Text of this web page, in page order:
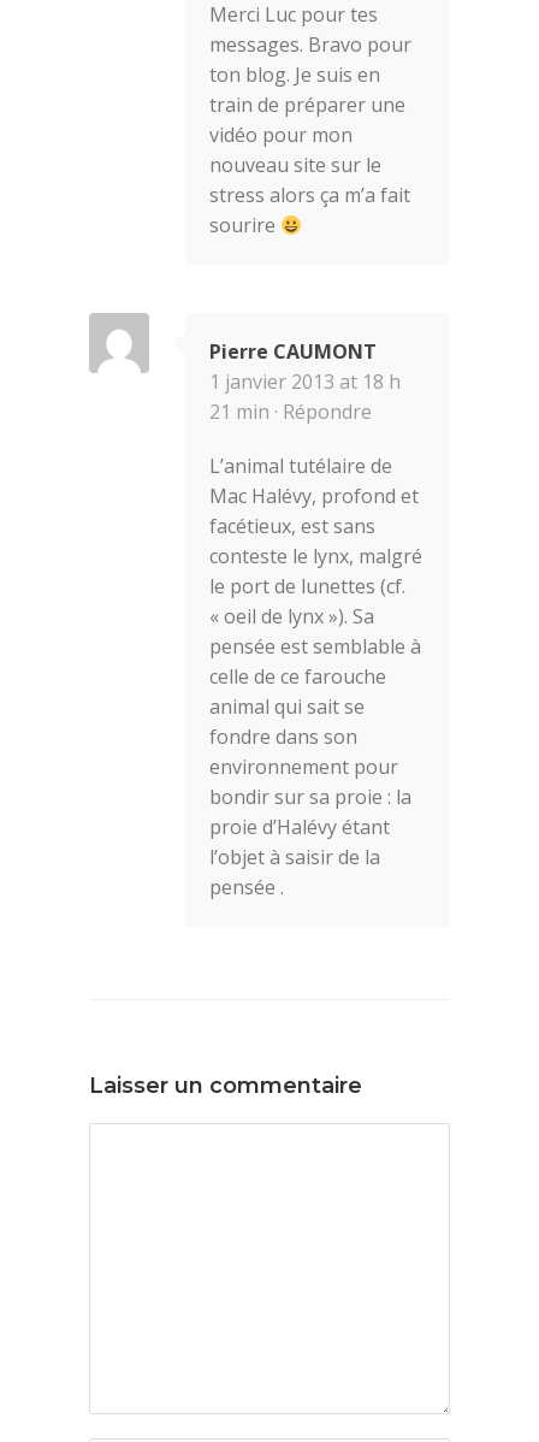
Merci Luc pour tes
messages. Bravo pour
ton blog. Je suis en
train de préparer une
vidéo pour mon
nouveau site sur le
stress alors ça m’a fait
sourire
Pierre CAUMONT
1 janvier 2013 at 18 h
21 min · Répondre
L’animal tutélaire de
Mac Halévy, profond et
facétieux, est sans
conteste le lynx, malgré
le port de lunettes (cf.
« oeil de lynx »). Sa
pensée est semblable à
celle de ce farouche
animal qui sait se
fondre dans son
environnement pour
bondir sur sa proie : la
proie d’Halévy étant
l’objet à saisir de la
pensée .
Laisser un commentaire